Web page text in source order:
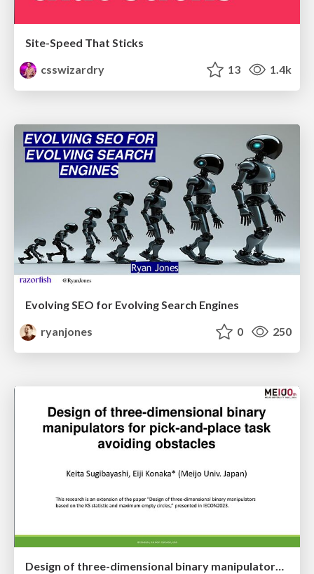
Site-Speed That Sticks
csswizardry
13 1.4k
Evolving SEO for Evolving Search Engines
ryanjones
0 250
Design of three-dimensional binary manipulators for pick-and-place task avoiding obstacles (IECON2024)